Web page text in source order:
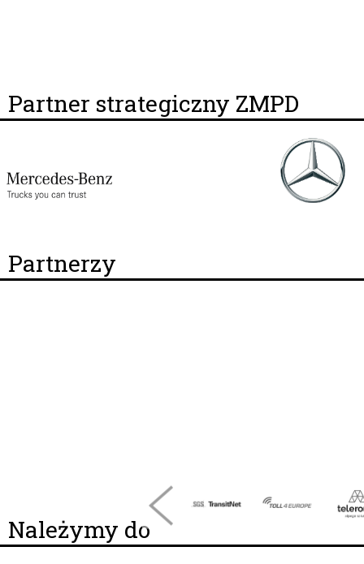
Partner strategiczny ZMPD
Partnerzy
Należymy do